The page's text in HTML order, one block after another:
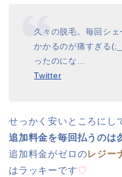
久々の脱毛。毎回シ
かかるのが痛すぎる
ったのにな…
Twitter
せっかく安いところにし
追加料金を毎回払うのは
追加料金がゼロのレジー
はラッキーです♡